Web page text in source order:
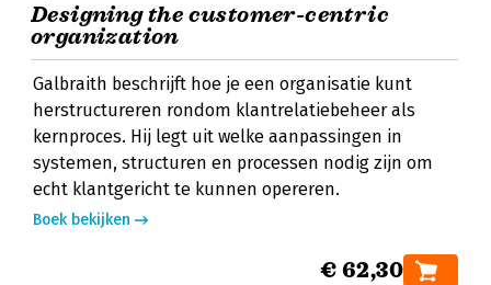
Designing the customer-centric
organization
Galbraith beschrijft hoe je een organisatie kunt
herstructureren rondom klantrelatiebeheer als
kernproces. Hij legt uit welke aanpassingen in
systemen, structuren en processen nodig zijn om
echt klantgericht te kunnen opereren.
Boek bekijken
€ 62,30